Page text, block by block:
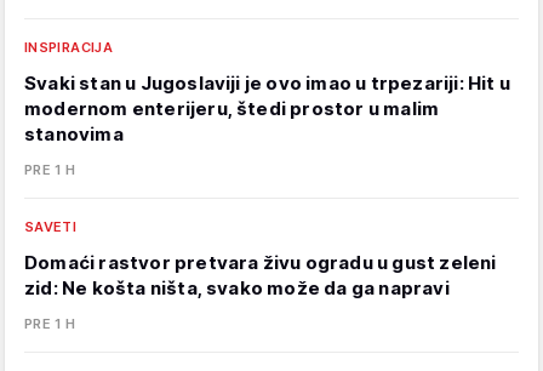
INSPIRACIJA
Svaki stan u Jugoslaviji je ovo imao u trpezariji: Hit u
modernom enterijeru, štedi prostor u malim
stanovima
PRE 1 H
SAVETI
Domaći rastvor pretvara živu ogradu u gust zeleni
zid: Ne košta ništa, svako može da ga napravi
PRE 1 H